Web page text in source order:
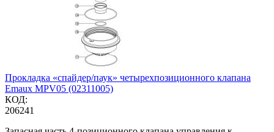
Прокладка «спайдер/паук» четырехпозиционного клапана
Emaux MPV05 (02311005)
КОД:
206241